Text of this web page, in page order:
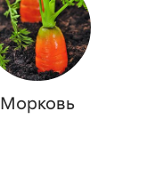
Морковь